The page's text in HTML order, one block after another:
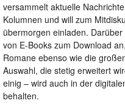
versammelt aktuelle
Kolumnen und will zum
übermorgen einladen.
von E-Books zum Download
Romane ebenso wie die
Auswahl, die stetig erweitert
einig – wird auch in der
behalten.